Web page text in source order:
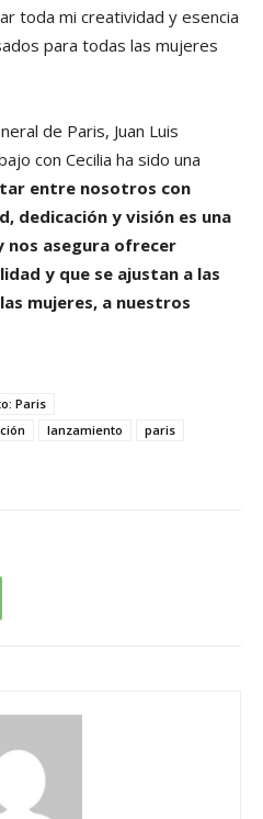
toda mi creatividad y esencia
para todas las mujeres
de Paris, Juan Luis
con Cecilia ha sido una
entre nosotros con
dedicación y visión es una
asegura ofrecer
y que se ajustan a las
mujeres, a nuestros
Paris
lanzamiento
paris